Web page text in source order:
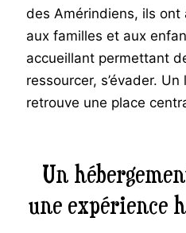
des Amérindiens, ils ont
aux familles et aux
accueillant permettant
ressourcer, s’évader.
retrouve une place
Un
une expérience